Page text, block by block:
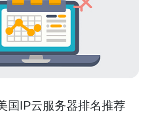
国IP云服务器排名推荐